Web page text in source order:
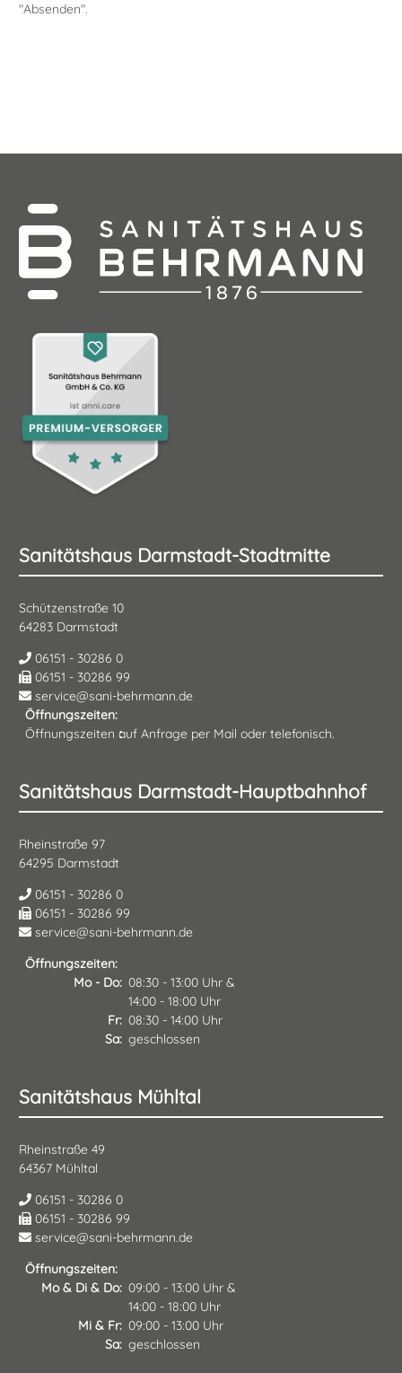
"Absenden".
Sanitätshaus Darmstadt-Stadtmitte
Schützenstraße 10
64283 Darmstadt
06151 - 30286 0
06151 - 30286 99
service@sani-behrmann.de
Öffnungszeiten:
Öffnungszeiten auf Anfrage per Mail oder telefonisch.
Sanitätshaus Darmstadt-Hauptbahnhof
Rheinstraße 97
64295 Darmstadt
06151 - 30286 0
06151 - 30286 99
service@sani-behrmann.de
Öffnungszeiten:
Mo - Do 08:30 - 13:00 Uhr &
14:00 - 18:00 Uhr
Fr 08:30 - 14:00 Uhr
Sa geschlossen
Sanitätshaus Mühltal
Rheinstraße 49
64367 Mühltal
06151 - 30286 0
06151 - 30286 99
service@sani-behrmann.de
Öffnungszeiten:
Mo & Di & Do 09:00 - 13:00 Uhr &
14:00 - 18:00 Uhr
Mi & Fr 09:00 - 13:00 Uhr
Sa geschlossen